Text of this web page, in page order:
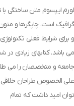
لورم ایپسوم متن ساختگی با
گرافیک است. چاپگرها و
و برای شرایط فعلی تکنولوژی
می باشد. کتابهای زیادی
جامعه و متخصصان را می طلبد
علی الخصوص طراحان خلاقی
توان امید داشت که تمام